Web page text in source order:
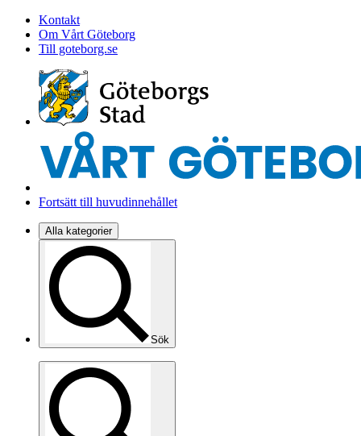
Kontakt
Om Vårt Göteborg
Till goteborg.se
Fortsätt till huvudinnehållet
Alla kategorier
Sök